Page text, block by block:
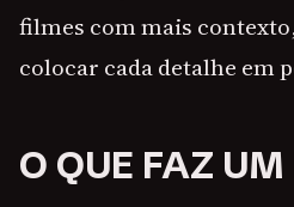
filmes com mais
colocar cada detalhe em
O QUE FAZ